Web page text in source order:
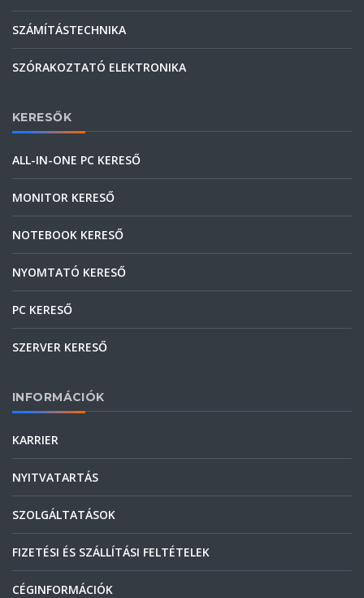
SZÁMÍTÁSTECHNIKA
SZÓRAKOZTATÓ ELEKTRONIKA
KERESŐK
ALL-IN-ONE PC KERESŐ
MONITOR KERESŐ
NOTEBOOK KERESŐ
NYOMTATÓ KERESŐ
PC KERESŐ
SZERVER KERESŐ
INFORMÁCIÓK
KARRIER
NYITVATARTÁS
SZOLGÁLTATÁSOK
FIZETÉSI ÉS SZÁLLÍTÁSI FELTÉTELEK
CÉGINFORMÁCIÓK